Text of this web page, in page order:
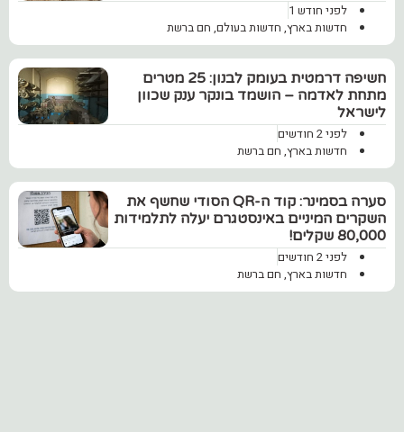
לפני חודש 1
חדשות בארץ, חדשות בעולם, חם ברשת
חשיפה דרמטית בעומק לבנון: 25 מטרים
מתחת לאדמה – הושמד בונקר ענק שכוון
לישראל
לפני 2 חודשים
חדשות בארץ, חם ברשת
סערה בסמינר: קוד ה-QR הסודי שחשף את
השקרים המיניים באינסטגרם יעלה לתלמידות
80,000 שקלים!
לפני 2 חודשים
חדשות בארץ, חם ברשת